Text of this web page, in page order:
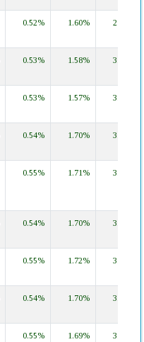
0.52% 1.60% 2.99%
0.53% 1.58% 3.19%
0.53% 1.57% 3.14%
0.54% 1.70% 3.32%
0.55% 1.71% 3.38%
0.54% 1.70% 3.33%
0.55% 1.72% 3.39%
0.54% 1.70% 3.33%
0.55% 1.69% 3.33%